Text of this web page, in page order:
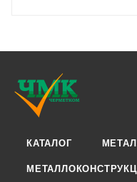
КАТАЛОГ